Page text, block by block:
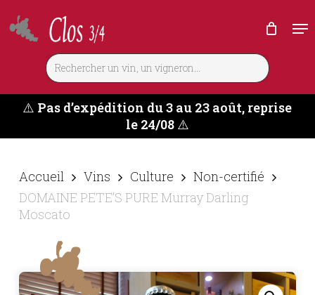
to
main
⚠️ Pas d’expédition du 3 au 23 août, reprise
le 24/08⚠️
Accueil Vins Culture
Non-certifié
DOMAINE PETE’S PURE Murray Darling
Moscato